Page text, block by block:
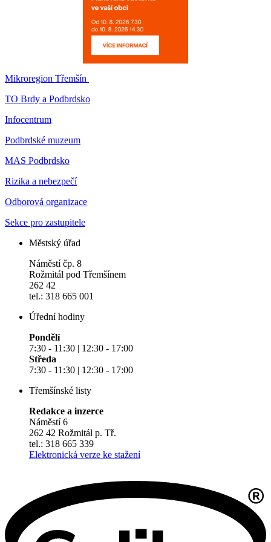
Mikroregion Třemšín
TO Brdy a Podbrdsko
Infocentrum
Podbrdské muzeum
MAS Podbrdsko
Rizika a nebezpečí
Odborová organizace
Sekce pro zastupitele
Městský úřad
Náměstí čp. 8
Rožmitál pod Třemšínem
262 42
tel.: 318 665 001
Úřední hodiny
Pondělí
7:30 - 11:30 | 12:30 - 17:00
Středa
7:30 - 11:30 | 12:30 - 17:00
Třemšínské listy
Redakce a inzerce
Náměstí 6
262 42 Rožmitál p. Tř.
tel.: 318 665 339
Elektronická verze ke stažení